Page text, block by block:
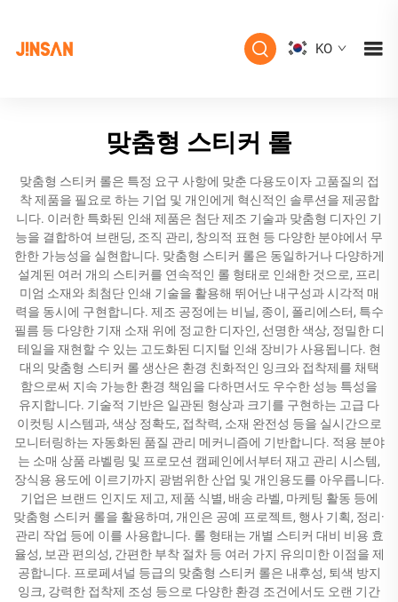
KO
맞춤형 스티커 롤
맞춤형 스티커 롤은 특정 요구 사항에 맞춘 다용도이자 고품질의 접
착 제품을 필요로 하는 기업 및 개인에게 혁신적인 솔루션을 제공합
니다. 이러한 특화된 인쇄 제품은 첨단 제조 기술과 맞춤형 디자인 기
능을 결합하여 브랜딩, 조직 관리, 창의적 표현 등 다양한 분야에서 무
한한 가능성을 실현합니다. 맞춤형 스티커 롤은 동일하거나 다양하게
설계된 여러 개의 스티커를 연속적인 롤 형태로 인쇄한 것으로, 프리
미엄 소재와 최첨단 인쇄 기술을 활용해 뛰어난 내구성과 시각적 매
력을 동시에 구현합니다. 제조 공정에는 비닐, 종이, 폴리에스터, 특수
필름 등 다양한 기재 소재 위에 정교한 디자인, 선명한 색상, 정밀한 디
테일을 재현할 수 있는 고도화된 디지털 인쇄 장비가 사용됩니다. 현
대의 맞춤형 스티커 롤 생산은 환경 친화적인 잉크와 접착제를 채택
함으로써 지속 가능한 환경 책임을 다하면서도 우수한 성능 특성을
유지합니다. 기술적 기반은 일관된 형상과 크기를 구현하는 고급 다
이컷팅 시스템과, 색상 정확도, 접착력, 소재 완전성 등을 실시간으로
모니터링하는 자동화된 품질 관리 메커니즘에 기반합니다. 적용 분야
는 소매 상품 라벨링 및 프로모션 캠페인에서부터 재고 관리 시스템,
장식용 용도에 이르기까지 광범위한 산업 및 개인용도를 아우릅니다.
기업은 브랜드 인지도 제고, 제품 식별, 배송 라벨, 마케팅 활동 등에
맞춤형 스티커 롤을 활용하며, 개인은 공예 프로젝트, 행사 기획, 정리·
관리 작업 등에 이를 사용합니다. 롤 형태는 개별 스티커 대비 비용 효
율성, 보관 편의성, 간편한 부착 절차 등 여러 가지 유의미한 이점을 제
공합니다. 프로페셔널 등급의 맞춤형 스티커 롤은 내후성, 퇴색 방지
잉크, 강력한 접착제 조성 등으로 다양한 환경 조건에서도 오랜 기간